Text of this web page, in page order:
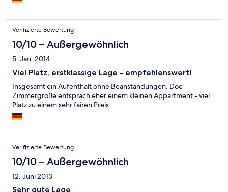
Verifizierte Bewertung
10/10 – Außergewöhnlich
5. Jan. 2014
Viel Platz, erstklassige Lage - empfehlenswert!
Insgesamt ein Aufenthalt ohne Beanstandungen. Doe
Zimmergröße entsprach eher einem kleinen Appartment - viel
Platz zu einem sehr fairen Preis.
Verifizierte Bewertung
10/10 – Außergewöhnlich
12. Juni 2013
Sehr gute Lage